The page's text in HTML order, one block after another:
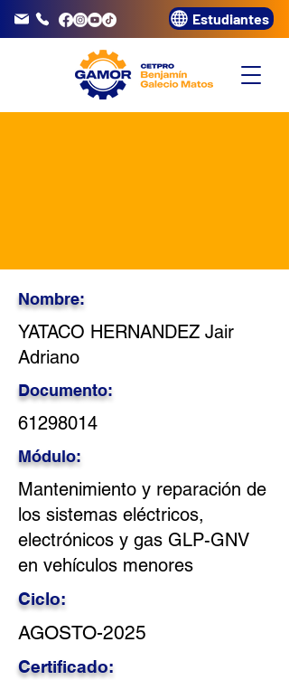
3320072 Estudiantes
Nombre:
YATACO HERNANDEZ Jair
Adriano
Documento:
61298014
Módulo:
Mantenimiento y reparación de
los sistemas eléctricos,
electrónicos y gas GLP-GNV
en vehículos menores
Ciclo:
AGOSTO-2025
Certificado: